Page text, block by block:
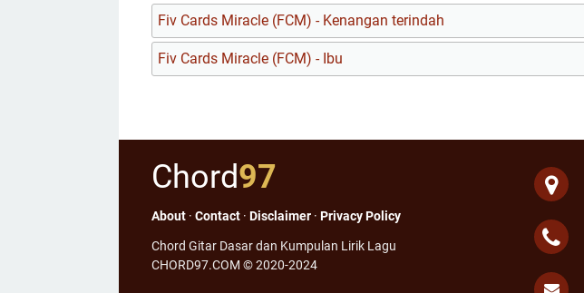
Fiv Cards Miracle (FCM) - Kenangan terindah
Fiv Cards Miracle (FCM) - Ibu
Chord97
About · Contact · Disclaimer · Privacy Policy
Chord Gitar Dasar dan Kumpulan Lirik Lagu
CHORD97.COM © 2020-2024